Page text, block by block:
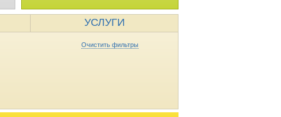
УСЛУГИ
Очистить фильтры